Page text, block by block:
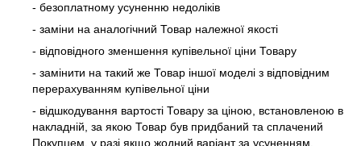
- безоплатному усуненню недоліків
- заміни на аналогічний Товар належної якості
- відповідного зменшення купівельної ціни Товару
- замінити на такий же Товар іншої моделі з відповідним
перерахуванням купівельної ціни
- відшкодування вартості Товару за ціною, встановленою в
накладній, за якою Товар був придбаний та сплачений
Покупцем, у разі якщо жодний варіант за усуненням,